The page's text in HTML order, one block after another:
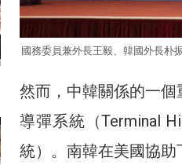
國務委員兼外長王毅、韓國外長朴
然而，中韓關係的一
導彈系統（Terminal
統）。南韓在美國協